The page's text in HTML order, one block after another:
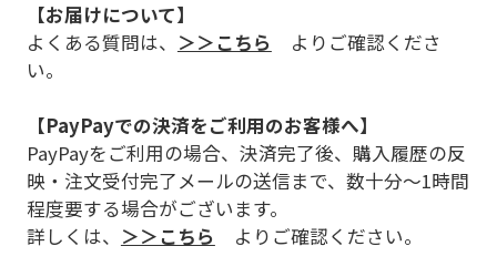
【お届けについて】
よくある質問は、 ＞＞こちら
よりご確認くださ
い。
【PayPayでの決済をご利用のお客様へ】
PayPayをご利用の場合、決済完了後、購入履歴の反
映・注文受付完了メールの送信まで、数十分～1時間
程度要する場合がございます。
詳しくは、 ＞＞こちら よりご確認ください。